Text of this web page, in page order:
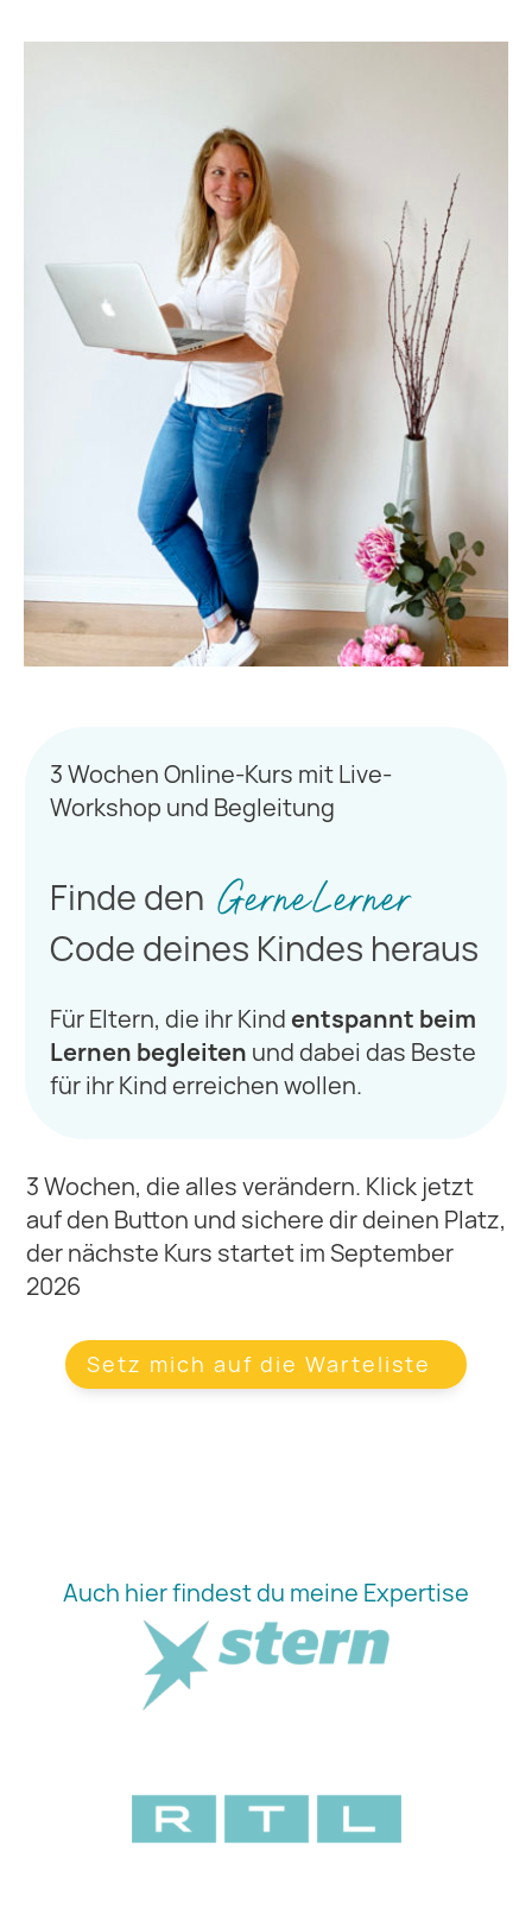
3 Wochen Online-Kurs mit Live-
Workshop und Begleitung
Finde den GerneLerner
Code deines Kindes heraus
Für Eltern, die ihr Kindentspannt beim
Lernen begleiten und dabei das Beste
für ihr Kind erreichen wollen.
3 Wochen, die alles verändern. Klick jetzt
auf den Button und sichere dir deinen Platz,
der nächste Kurs startet im September
2026
Setz mich auf die Warteliste
Auch hier findest du meine Expertise